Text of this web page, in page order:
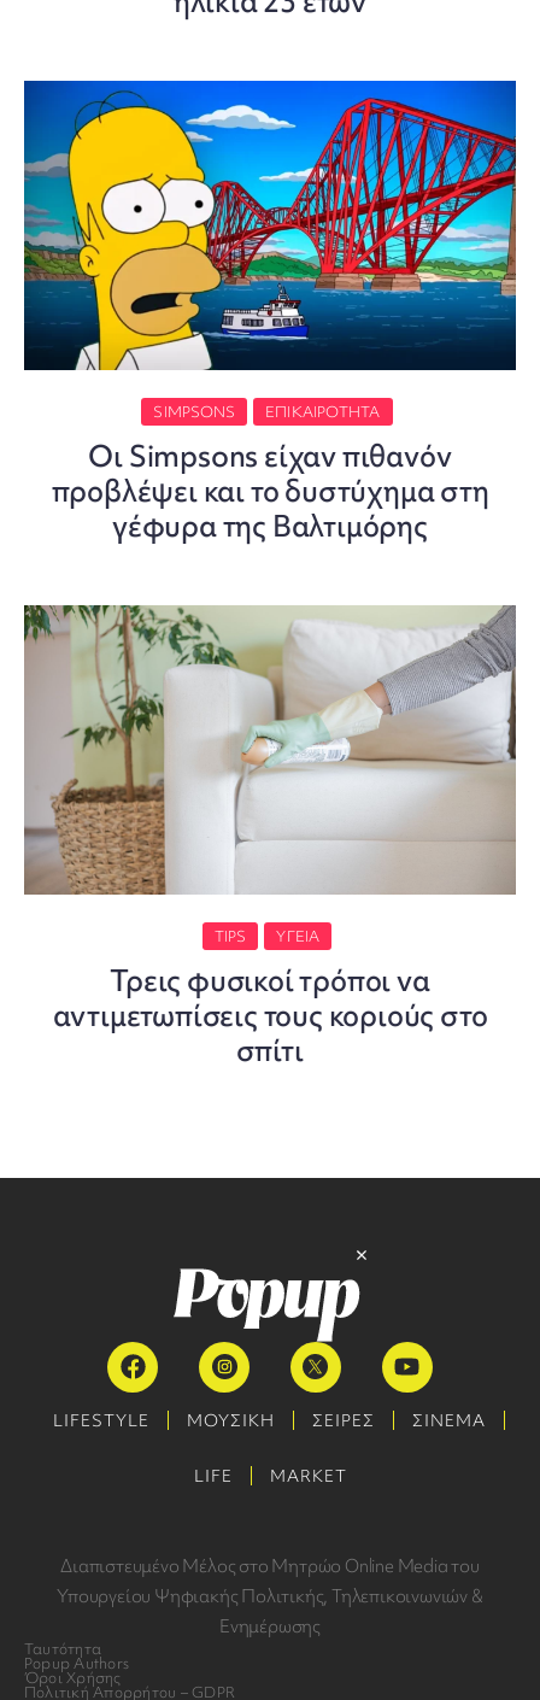
SIMPSONS ΕΠΙΚΑΙΡΌΤΗΤΑ
Οι Simpsons είχαν πιθανόν
προβλέψει και το δυστύχημα στη
γέφυρα της Βαλτιμόρης
TIPS ΥΓΕΊΑ
Τρεις φυσικοί τρόποι να
αντιμετωπίσεις τους κοριούς στο
σπίτι
LIFESTYLE ΜΟΥΣΙΚΗ ΣΕΙΡΕΣ ΣΙΝΕΜΑ
LIFE MARKET
Διαπιστευμένο Μέλος στο Μητρώο Online Media του
Υπουργείου Ψηφιακής Πολιτικής, Τηλεπικοινωνιών &
Ενημέρωσης
Ταυτότητα
Popup Authors
Όροι Χρήσης
Πολιτική Απορρήτου – GDPR